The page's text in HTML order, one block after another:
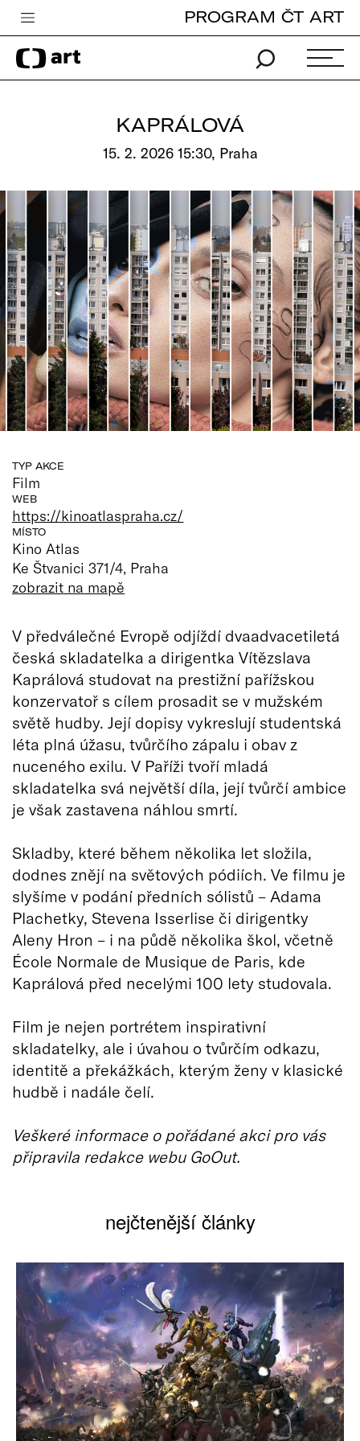
Česká televize
Zpravodajství
Pro děti
edu
Vše o ČT
PROGRAM ČT ART
KAPRÁLOVÁ
15. 2. 2026 15:30, Praha
TYP AKCE
Film
WEB
https://kinoatlaspraha.cz/
MÍSTO
Kino Atlas
Ke Štvanici 371/4, Praha
zobrazit na mapě
V předválečné Evropě odjíždí dvaadvacetiletá
česká skladatelka a dirigentka Vítězslava
Kaprálová studovat na prestižní pařížskou
konzervatoř s cílem prosadit se v mužském
světě hudby. Její dopisy vykreslují studentská
léta plná úžasu, tvůrčího zápalu i obav z
nuceného exilu. V Paříži tvoří mladá
skladatelka svá největší díla, její tvůrčí ambice
je však zastavena náhlou smrtí.
Skladby, které během několika let složila,
dodnes znějí na světových pódiích. Ve filmu je
slyšíme v podání předních sólistů – Adama
Plachetky, Stevena Isserlise či dirigentky
Aleny Hron – i na půdě několika škol, včetně
École Normale de Musique de Paris, kde
Kaprálová před necelými 100 lety studovala.
Film je nejen portrétem inspirativní
skladatelky, ale i úvahou o tvůrčím odkazu,
identitě a překážkách, kterým ženy v klasické
hudbě i nadále čelí.
Veškeré informace o pořádané akci pro vás
připravila redakce webu GoOut.
nejčtenější články